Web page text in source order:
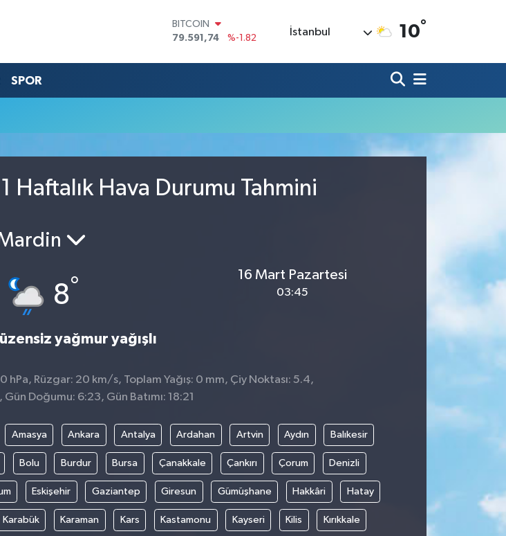
BITCOIN
79.591,74
%-1.82
45,43620
%0.02
%0
İstanbul 10°
SPOR
Haftalık Hava Durumu Tahmini
8°
yağmur yağışlı
16 Mart Pazartesi
03:45
hPa, Rüzgar: 20 km/s, Toplam Yağış: 0 mm, Çiy Noktası: 5.4,
Doğumu: 6:23, Gün Batımı: 18:21
Amasya Ankara Antalya Ardahan Artvin Aydın Balıkesir
Bolu Burdur Bursa Çanakkale Çankırı Çorum Denizli
Eskişehir Gaziantep Giresun Gümüşhane Hakkâri Hatay
Karabük Karaman Kars Kastamonu Kayseri Kilis Kırıkkale